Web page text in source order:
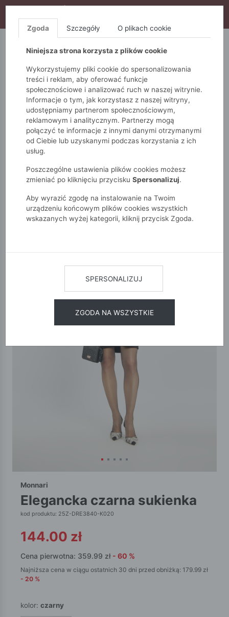
S10), DODATKOWE 15% ZA 3SZT (KOD: S15)
5.10.15. QUIOSQUE
Monnari Zobacz wszystko
Sukienki i kombinezony
Wieczorowe
Monnari
elegancka czarna sukienka
kod produktu: 25Z-DRE3840-K020
144.00 zł
Cena pierwotna: 359.99 zł - 60 %
Najniższa cena w ciągu ostatnich 30 dni przed obniżką: 179.99 zł
- 20 %
kolor: czarny
Zgoda Szczegóły O plikach cookie
Niniejsza strona korzysta z plików cookie
Wykorzystujemy pliki cookie do spersonalizowania
treści i reklam, aby oferować funkcje
społecznościowe i analizować ruch w naszej witrynie.
Informacje o tym, jak korzystasz z naszej witryny,
udostępniamy partnerom społecznościowym,
reklamowym i analitycznym. Partnerzy mogą
połączyć te informacje z innymi danymi otrzymanymi
od Ciebie lub uzyskanymi podczas korzystania z ich
usług.
Poszczególne ustawienia plików cookies możesz
zmieniać po kliknięciu przycisku Spersonalizuj.
Aby wyrazić zgodę na instalowanie na Twoim
urządzeniu końcowym plików cookies wszystkich
wskazanych wyżej kategorii, kliknij przycisk Zgoda.
SPERSONALIZUJ
ZGODA NA WSZYSTKIE